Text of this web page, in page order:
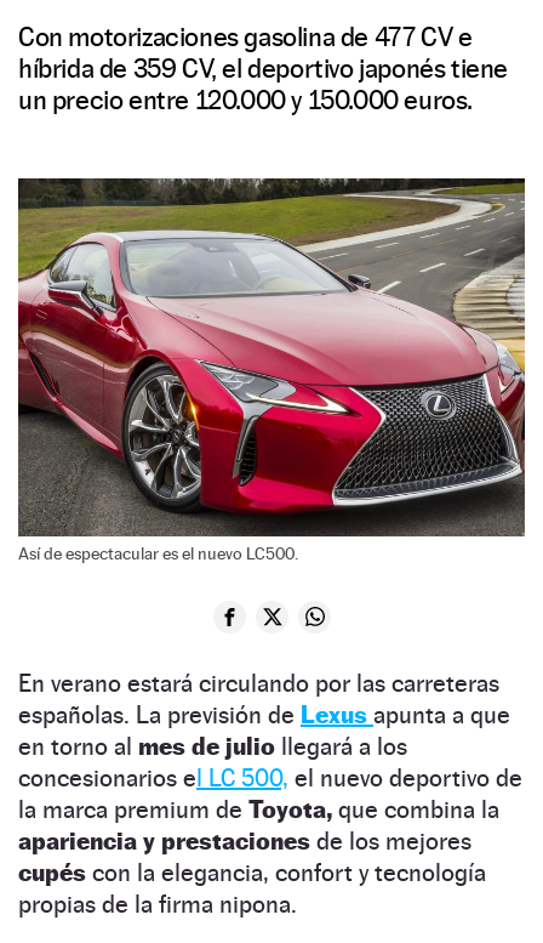
Con motorizaciones gasolina de 477 CV e
híbrida de 359 CV, el deportivo japonés tiene
un precio entre 120.000 y 150.000 euros.
Así de espectacular es el nuevo LC500.
En verano estará circulando por las carreteras
españolas. La previsión de Lexus apunta a que
en torno al mes de julio llegará a los
concesionarios el LC 500, el nuevo deportivo de
la marca premium de Toyota, que combina la
apariencia y prestaciones de los mejores
cupés con la elegancia, confort y tecnología
propias de la firma nipona.